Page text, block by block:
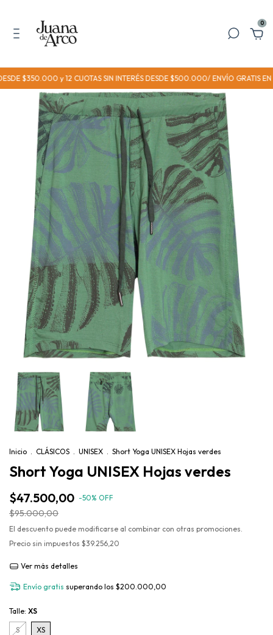
0
$350.000 y 12 CUOTAS SIN INTERÉS DESDE $500.000/ ENVÍO GRATIS EN
Inicio . CLÁSICOS . UNISEX . Short Yoga UNISEX Hojas verdes
Short Yoga UNISEX Hojas verdes
$47.500,00 -50% OFF
$95.000,00
El descuento puede modificarse al combinar con otras promociones.
Precio sin impuestos $39.256,20
Ver más detalles
Envío gratis superando los $200.000,00
Talle: XS
S XS